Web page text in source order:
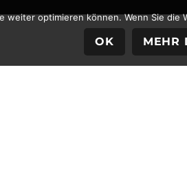
weiter optimieren können. Wenn Sie
OK MEHR